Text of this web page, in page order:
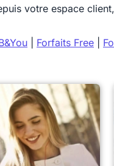
votre espace
Forfaits Free